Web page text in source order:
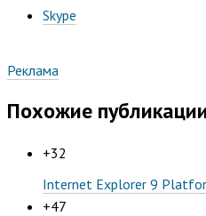
Skype
Реклама
Похожие
+32
Internet Explorer 9
+47